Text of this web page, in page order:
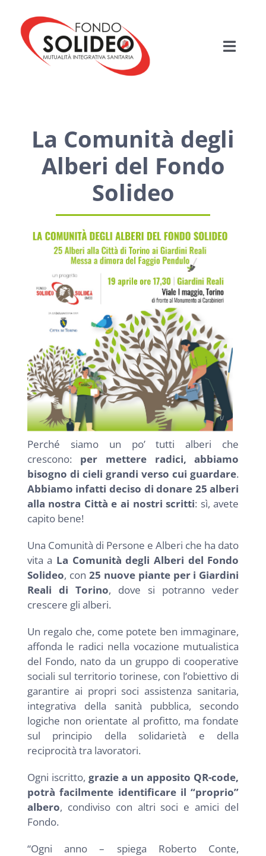
contenuto
Toggle
HOME
FONDO SOLIDEO
BENEFICIARI
PIANI ASSISTENZIALI
NEWS
INIZIATIVE
CONTATTI
AREA RISERVATA BENEFICIARI
AREA RISERVATA AZIENDE
La Comunità degli
Alberi del Fondo
Solideo
Perché siamo un po’ tutti alberi che
crescono: per mettere radici, abbiamo
bisogno di cieli grandi verso cui guardare.
Abbiamo infatti deciso di donare 25 alberi
alla nostra Città e ai nostri scritti: sì, avete
capito bene!
Una Comunità di Persone e Alberi che ha dato
vita a La Comunità degli Alberi del Fondo
Solideo, con 25 nuove piante per i Giardini
Reali di Torino, dove si potranno veder
crescere gli alberi.
Un regalo che, come potete ben immaginare,
affonda le radici nella vocazione mutualistica
del Fondo, nato da un gruppo di cooperative
sociali sul territorio torinese, con l’obiettivo di
garantire ai propri soci assistenza sanitaria,
integrativa della sanità pubblica, secondo
logiche non orientate al profitto, ma fondate
sul principio della solidarietà e della
reciprocità tra lavoratori.
Ogni iscritto, grazie a un apposito QR-code,
potrà facilmente identificare il “proprio”
albero, condiviso con altri soci e amici del
Fondo.
“Ogni anno – spiega Roberto Conte,